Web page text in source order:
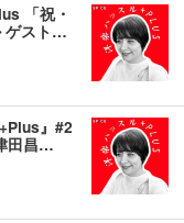
「祝・
ゲスト…
』#2
田昌…